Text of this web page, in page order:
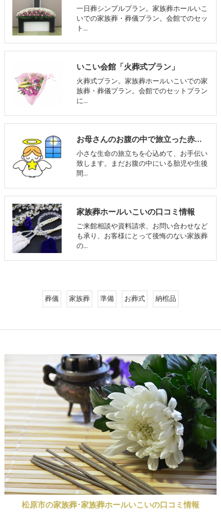
一日葬シンプルプラン。家族葬ホールいこ
いでの家族葬・葬儀プラン。会館でのセッ
ト…
いこい会館「火葬式プラン」
火葬式プラン。家族葬ホールいこいでの家
族葬・葬儀プラン。会館でのセットプラン
に…
お母さんのお腹の中で旅立った赤ちゃんのご葬儀についてvol.3 葬儀について
小さな生命の旅立ちを心込めて、お手伝い
致します。まだお腹の中にいる胎児や生後
間…
家族葬ホールいこいの口コミ情報
ご来館相談や資料請求、お問い合わせなど
も承り、お客様にとって後悔のない家族葬
の…
葬儀 家族葬 準備 お葬式 納棺品
松原市の家族葬･家族葬ホールいこいの口コミ情報